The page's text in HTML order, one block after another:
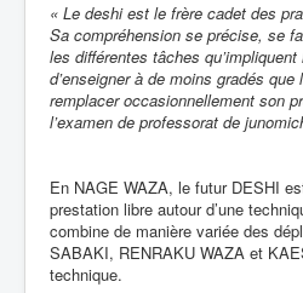
Nous contacter
Enseignement
Technique
« Le deshi est le frère cadet des
Sa compréhension se précise, se
les différentes tâches
d’enseigner à de moins gradés
remplacer occasionnellement son
l’examen de professorat de
En NAGE WAZA, le futur DESHI
prestation libre autour d’une
combine de manière variée des
SABAKI, RENRAKU WAZA et
technique.